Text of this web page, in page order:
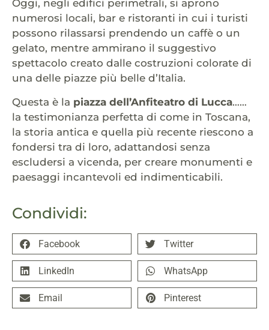
Condividi:
Facebook Twitter
LinkedIn WhatsApp
Email Pinterest
Oggi, negli edifici perimetrali, si aprono
numerosi locali, bar e ristoranti in cui i turisti
possono rilassarsi prendendo un caffè o un
gelato, mentre ammirano il suggestivo
spettacolo creato dalle costruzioni colorate di
una delle piazze più belle d’Italia.
Questa è la piazza dell’Anfiteatro di Lucca……
la testimonianza perfetta di come in Toscana,
la storia antica e quella più recente riescono a
fondersi tra di loro, adattandosi senza
escludersi a vicenda, per creare monumenti e
paesaggi incantevoli ed indimenticabili.